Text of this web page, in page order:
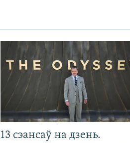
13 сэансаў на дзень.